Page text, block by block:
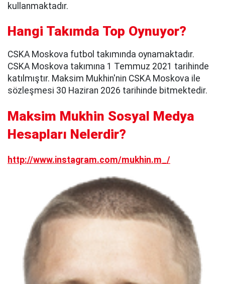
kullanmaktadır.
Hangi Takımda Top Oynuyor?
CSKA Moskova futbol takımında oynamaktadır.
CSKA Moskova takımına 1 Temmuz 2021 tarihinde
katılmıştır. Maksim Mukhin'nin CSKA Moskova ile
sözleşmesi 30 Haziran 2026 tarihinde bitmektedir.
Maksim Mukhin Sosyal Medya
Hesapları Nelerdir?
http://www.instagram.com/mukhin.m_/